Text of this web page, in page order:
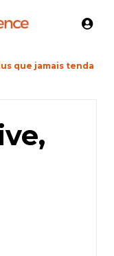
que jamais tenda